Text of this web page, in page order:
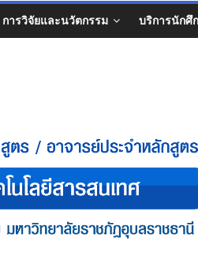
การวิจัยและนวัตกรรม บริการนักศึ